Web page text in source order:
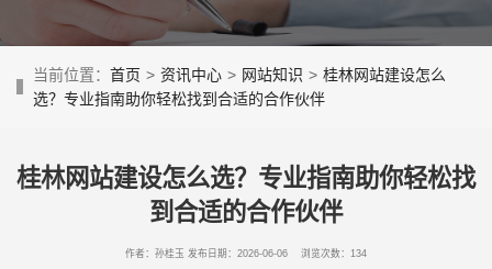
当前位置： 首页 > 资讯中心 > 网站知识 > 桂林网站建设怎么
选？专业指南助你轻松找到合适的合作伙伴
桂林网站建设怎么选？专业指南助你轻松找
到合适的合作伙伴
作者：孙桂玉 发布日期：2026-06-06 浏览次数：134